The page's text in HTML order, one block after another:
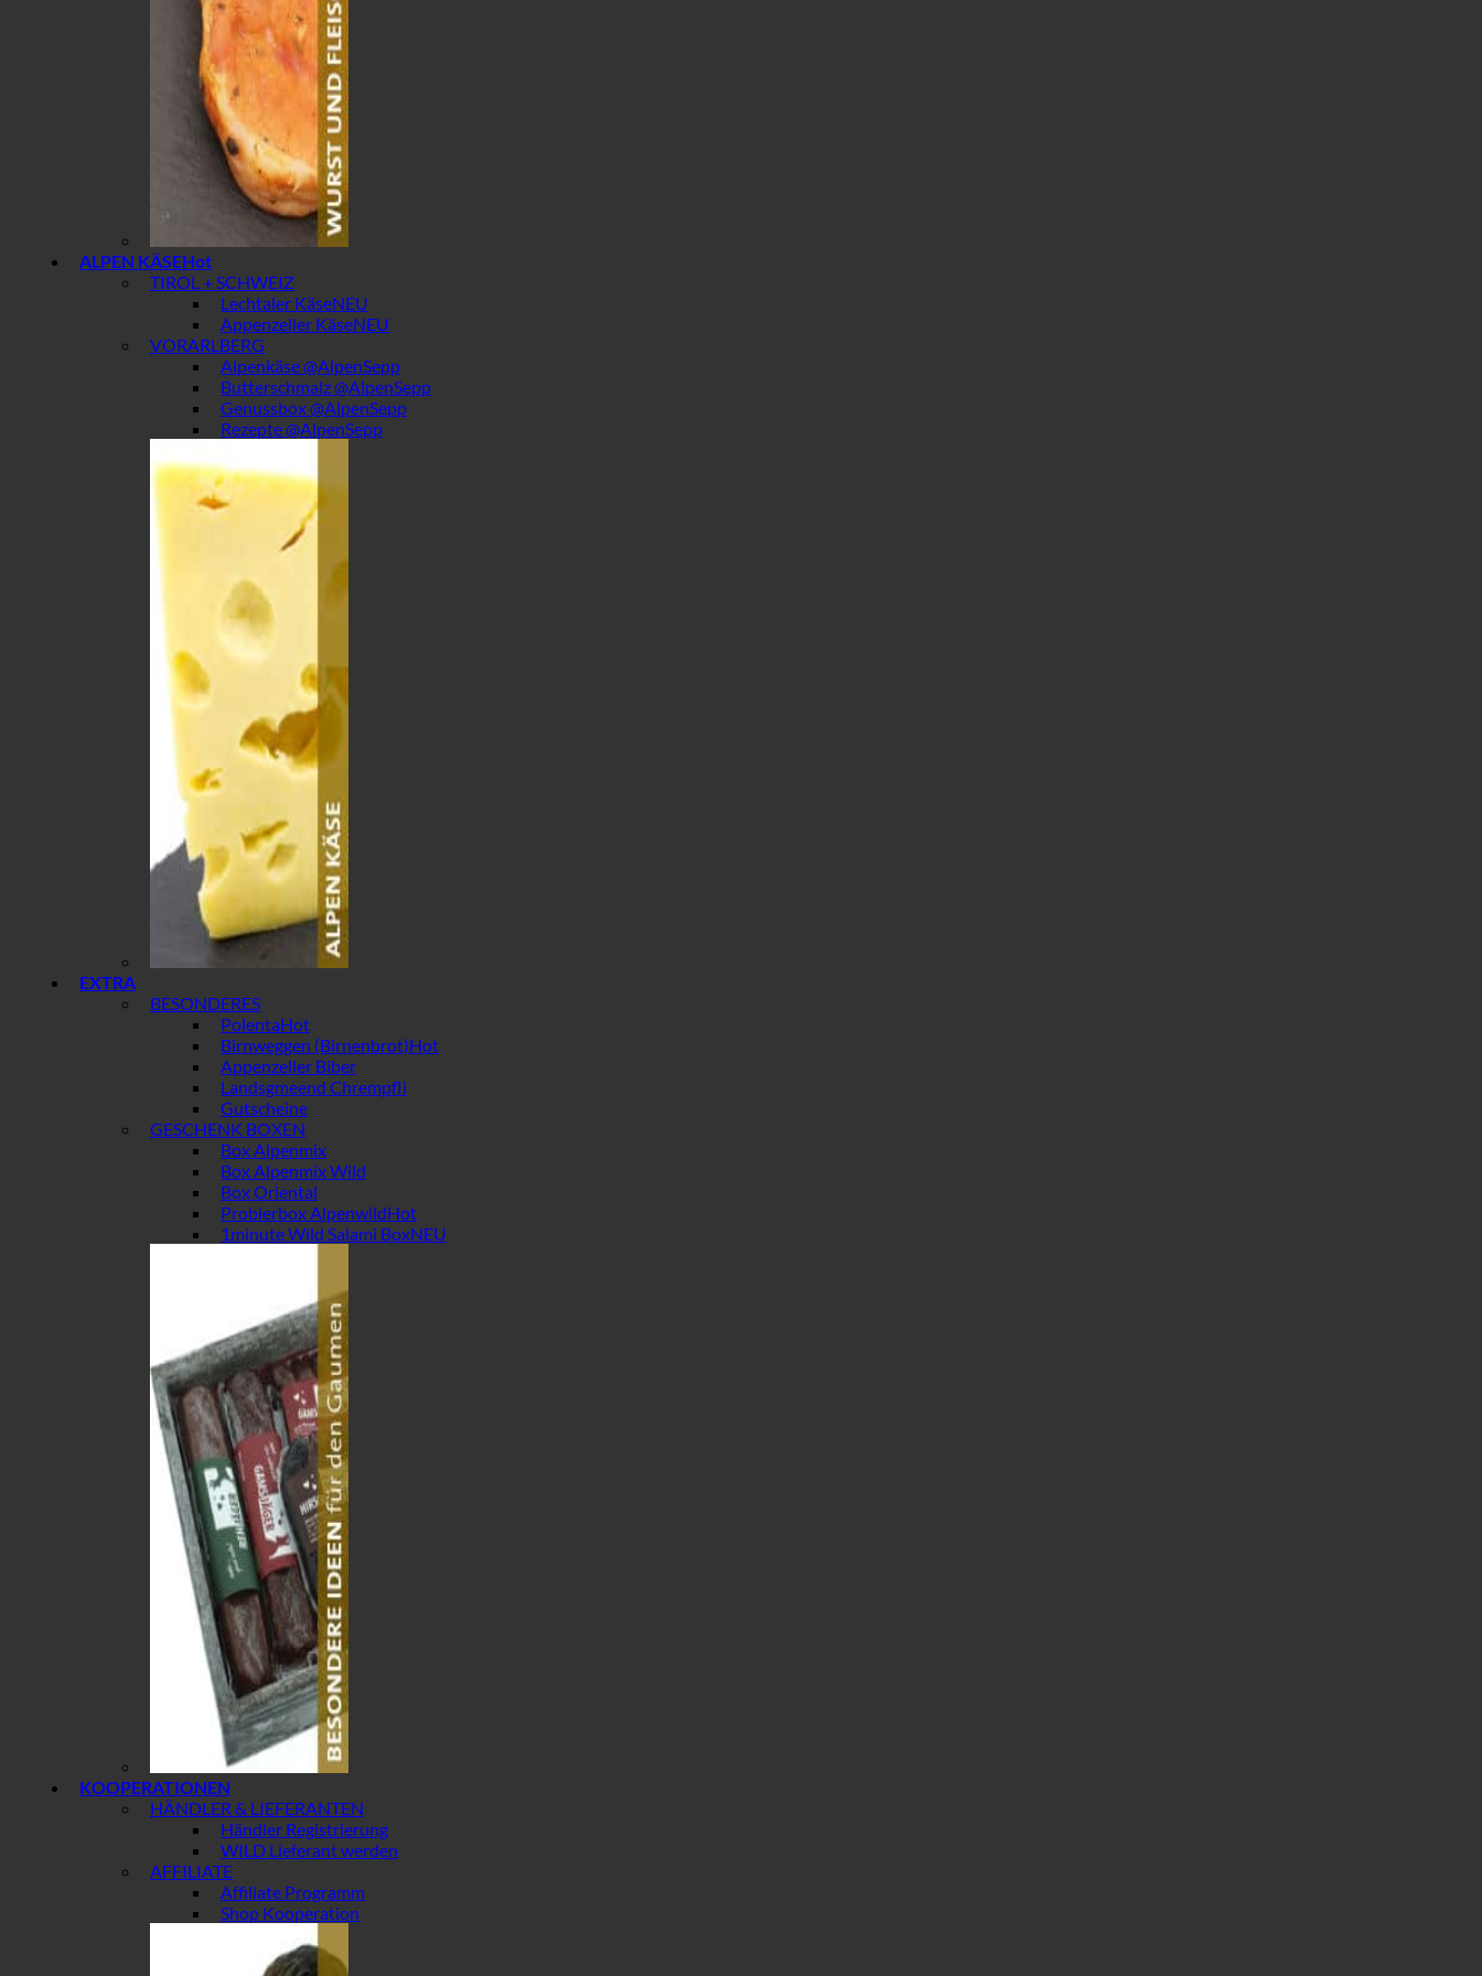
ALPEN KÄSE
TIROL + SCHWEIZ
Lechtaler Käse
Appenzeller Käse
VORARLBERG
Alpenkäse @AlpenSepp
Butterschmalz @AlpenSepp
Genussbox @AlpenSepp
Rezepte @AlpenSepp
EXTRA
BESONDERES
Polenta
Birnweggen (Birnenbrot)
Appenzeller Biber
Landsgmeend Chrempfli
Gutscheine
GESCHENK BOXEN
Box Alpenmix
Box Alpenmix Wild
Box Oriental
Probierbox Alpenwild
1minute Wild Salami Box
KOOPERATIONEN
HÄNDLER & LIEFERANTEN
Händler Registrierung
WILD Lieferant werden
AFFILIATE
Affiliate Programm
Shop Kooperation